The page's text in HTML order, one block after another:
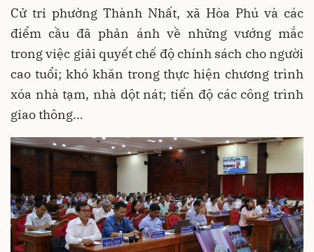
Cử tri phường Thành Nhất, xã Hòa Phú và các
điểm cầu đã phản ánh về những vướng mắc
trong việc giải quyết chế độ chính sách cho người
cao tuổi; khó khăn trong thực hiện chương trình
xóa nhà tạm, nhà dột nát; tiến độ các công trình
giao thông…